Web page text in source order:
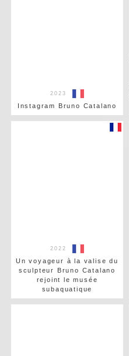
2023
Instagram Bruno Catalano
2022
Un voyageur à la valise du
sculpteur Bruno Catalano
rejoint le musée
subaquatique